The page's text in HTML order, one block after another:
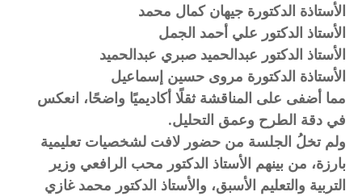
الأستاذة الدكتورة جيهان كمال محمد
الأستاذ الدكتور علي أحمد الجمل
الأستاذ الدكتور عبدالحميد صبري عبدالحميد
الأستاذة الدكتورة مروى حسين إسماعيل
مما أضفى على المناقشة ثقلًا أكاديميًا واضحًا، انعكس
في دقة الطرح وعمق التحليل.
ولم تخلُ الجلسة من حضور لافت لشخصيات تعليمية
بارزة، من بينهم الأستاذ الدكتور محب الرافعي وزير
التربية والتعليم الأسبق، والأستاذ الدكتور محمد غازي